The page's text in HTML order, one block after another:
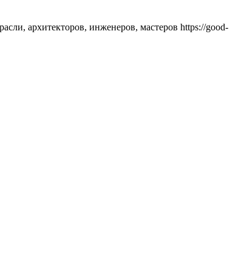
архитекторов, инженеров, мастеров https://good-